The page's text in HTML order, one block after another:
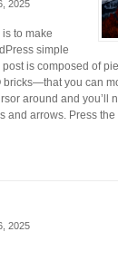
2025
to make
simple
is composed of
bricks—that you can
around and you’ll
and arrows. Press
2025